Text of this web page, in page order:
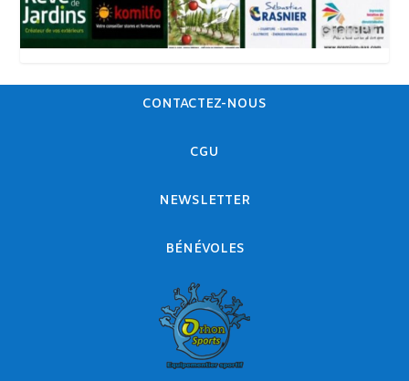
CONTACTEZ-NOUS
CGU
NEWSLETTER
BÉNÉVOLES